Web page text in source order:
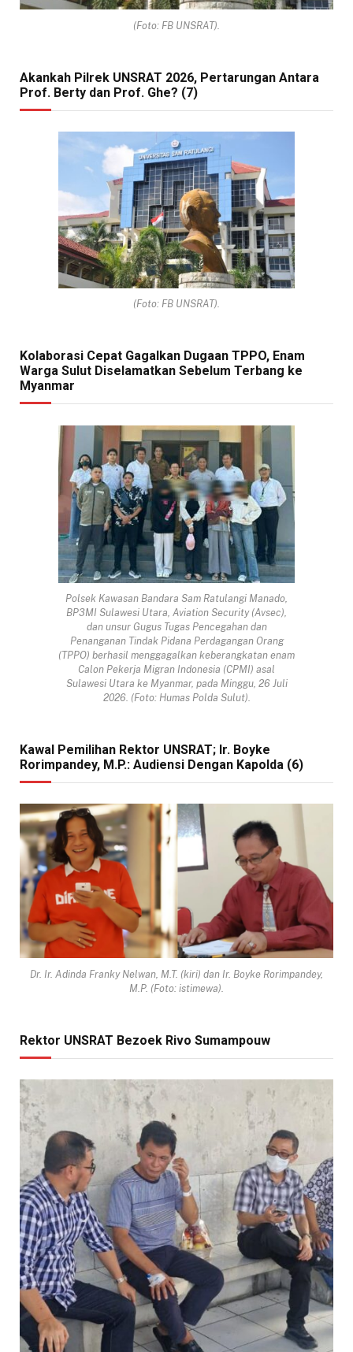
(Foto: FB UNSRAT).
Akankah Pilrek UNSRAT 2026, Pertarungan Antara
Prof. Berty dan Prof. Ghe? (7)
(Foto: FB UNSRAT).
Kolaborasi Cepat Gagalkan Dugaan TPPO, Enam
Warga Sulut Diselamatkan Sebelum Terbang ke
Myanmar
Polsek Kawasan Bandara Sam Ratulangi Manado,
BP3MI Sulawesi Utara, Aviation Security (Avsec),
dan unsur Gugus Tugas Pencegahan dan
Penanganan Tindak Pidana Perdagangan Orang
(TPPO) berhasil menggagalkan keberangkatan enam
Calon Pekerja Migran Indonesia (CPMI) asal
Sulawesi Utara ke Myanmar, pada Minggu, 26 Juli
2026. (Foto: Humas Polda Sulut).
Kawal Pemilihan Rektor UNSRAT; Ir. Boyke
Rorimpandey, M.P.: Audiensi Dengan Kapolda (6)
Dr. Ir. Adinda Franky Nelwan, M.T. (kiri) dan Ir. Boyke Rorimpandey,
M.P. (Foto: istimewa).
Rektor UNSRAT Bezoek Rivo Sumampouw